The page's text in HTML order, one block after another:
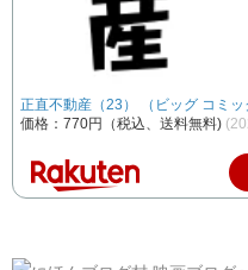
正直不動産（23） （ビッグ コミッ
価格：770円（税込、送料無料)